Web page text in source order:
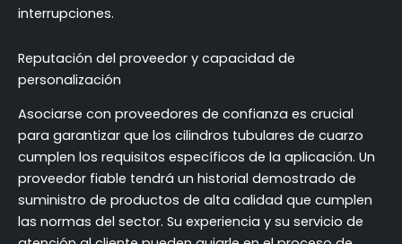
interrupciones.
Reputación del proveedor y capacidad de
personalización
Asociarse con proveedores de confianza es crucial
para garantizar que los cilindros tubulares de cuarzo
cumplen los requisitos específicos de la aplicación. Un
proveedor fiable tendrá un historial demostrado de
suministro de productos de alta calidad que cumplen
las normas del sector. Su experiencia y su servicio de